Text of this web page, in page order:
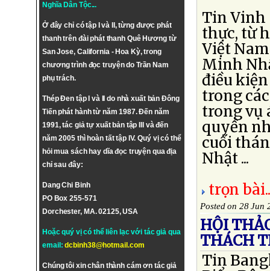
Nghĩa Dân Tộc...
Ở đây chỉ có tập I và II, từng được phát
thanh trên đài phát thanh Quê Hương từ
San Jose, California - Hoa Kỳ, trong
chương trình đọc truyện do Trần Nam
phụ trách.
Thép Đen tập I và II do nhà xuất bản Đông
Tiến phát hành từ năm 1987. Đến năm
1991, tác giả tự xuất bản tập III và đến
năm 2005 thì hoàn tất tập IV. Quý vị có thể
hỏi mua sách hay dĩa đọc truyện qua địa
chỉ sau đây:
Dang Chi Binh
PO Box 255-571
Dorchester, MA. 02125, USA
Hoặc quý vị có thể liên lạc với tác giả qua
email:dcbinh38@hotmail.com
Chúng tôi xin chân thành cám ơn tác giả
Tin Vinh
thực, từ
Việt
Minh
điều
trong
trong vụ
quyền
cuối
Nhật ...
trọn
Posted on 28 Jun
HỘI
THÁCH
Tin